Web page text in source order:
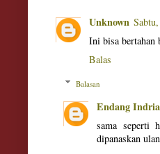
Unknown
Ini bisa bertahan
Balas
Balasan
Endang
sama seperti
dipanaskan